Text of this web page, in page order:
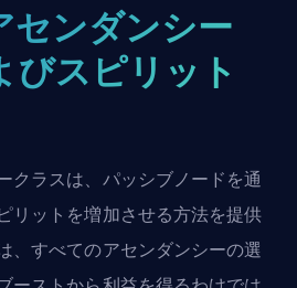
ンダンシー
びスピリット
クラスは、パッシブノードを通
リットを増加させる方法を提供
、すべてのアセンダンシーの選